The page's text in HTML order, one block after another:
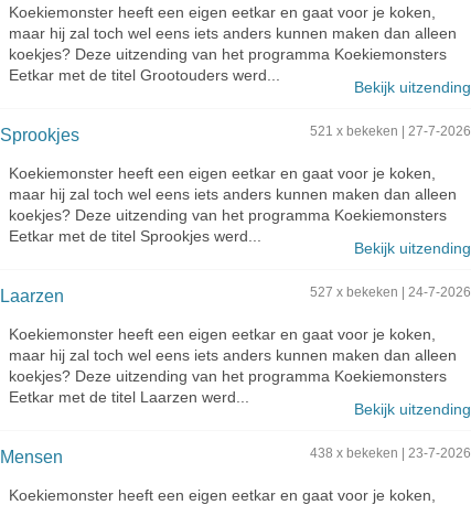
Koekiemonster heeft een eigen eetkar en gaat voor je koken,
maar hij zal toch wel eens iets anders kunnen maken dan alleen
koekjes? Deze uitzending van het programma Koekiemonsters
Eetkar met de titel Grootouders werd...
Bekijk uitzending
Sprookjes 521 x bekeken | 27-7-2026
Koekiemonster heeft een eigen eetkar en gaat voor je koken,
maar hij zal toch wel eens iets anders kunnen maken dan alleen
koekjes? Deze uitzending van het programma Koekiemonsters
Eetkar met de titel Sprookjes werd...
Bekijk uitzending
Laarzen 527 x bekeken | 24-7-2026
Koekiemonster heeft een eigen eetkar en gaat voor je koken,
maar hij zal toch wel eens iets anders kunnen maken dan alleen
koekjes? Deze uitzending van het programma Koekiemonsters
Eetkar met de titel Laarzen werd...
Bekijk uitzending
Mensen 438 x bekeken | 23-7-2026
Koekiemonster heeft een eigen eetkar en gaat voor je koken,